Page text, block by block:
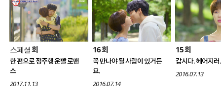
스페셜회
한 편으로 정주행 운빨 로맨
스
2017.11.13
16회
꼭 만나야 될 사람이 있거든
요.
2016.07.14
15회
갑시다. 헤어지러
2016.07.13